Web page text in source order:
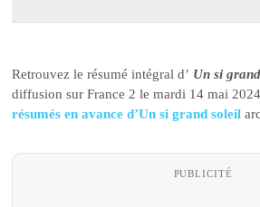
Retrouvez le résumé intégral d’ Un si
diffusion sur France 2 le mardi 14 mai
résumés en avance d’Un si grand soleil
PUBLICITÉ